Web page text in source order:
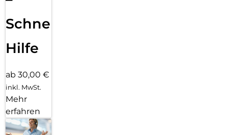
Schnelle
Hilfe
ab 30,00 €
inkl. MwSt.
Mehr
erfahren